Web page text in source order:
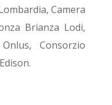
Camera
Brianza Lodi,
Consorzio